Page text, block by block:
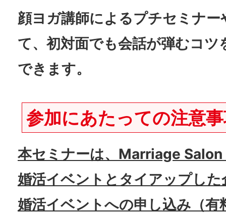
顔ヨガ講師によるプチセミナ
て、初対面でも会話が弾むコツ
できます。
参加にあたっての注意
本セミナーは、Marriage
婚活イベントとタイアップし
婚活イベントへの申し込み（有